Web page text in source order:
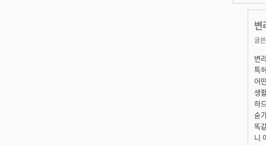
변
글
변
특
어
생
하
숟
똑
니